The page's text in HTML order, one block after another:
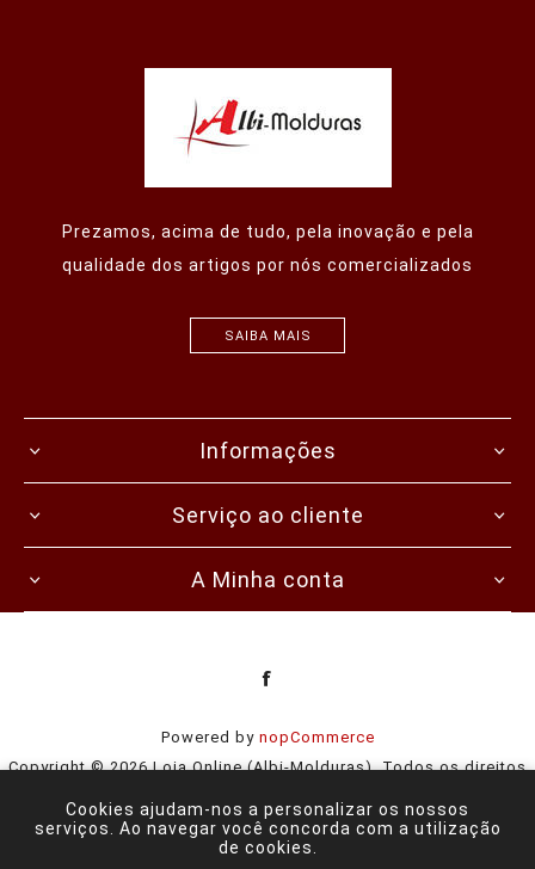
Prezamos, acima de tudo, pela inovação e pela
qualidade dos artigos por nós comercializados
SAIBA MAIS
Informações
Serviço ao cliente
A Minha conta
Powered by nopCommerce
Copyright © 2026 Loja Online (Albi-Molduras). Todos os direitos
Cookies ajudam-nos a personalizar os nossos
serviços. Ao navegar você concorda com a utilização
de cookies.